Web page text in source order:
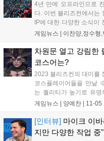
4년 만에 오프라인으로
다. 이번 블리즈컨에서는
IP에 대한 다양한 소식이
이라는 새로운 작품이 행
하루 전 현장에 도착해 행
게임뉴스 | 이찬양,정수형,
차원문 열고 강림한
코스어는?
2023 블리즈컨의 대미를
코스플레이어들을 만날
는 퀄리티가 높기로 유
반칙이 아니냐'라는 이야
게임뉴스 | 양예찬 11-05
[인터뷰] 마이크 이
지만 다양한 작업 중"